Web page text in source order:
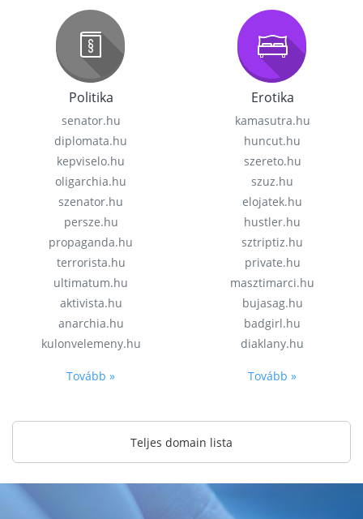
Politika
senator.hu
diplomata.hu
kepviselo.hu
oligarchia.hu
szenator.hu
persze.hu
propaganda.hu
terrorista.hu
ultimatum.hu
aktivista.hu
anarchia.hu
kulonvelemeny.hu
Tovább »
Erotika
kamasutra.hu
huncut.hu
szereto.hu
szuz.hu
elojatek.hu
hustler.hu
sztriptiz.hu
private.hu
masztimarci.hu
bujasag.hu
badgirl.hu
diaklany.hu
Tovább »
Teljes domain lista